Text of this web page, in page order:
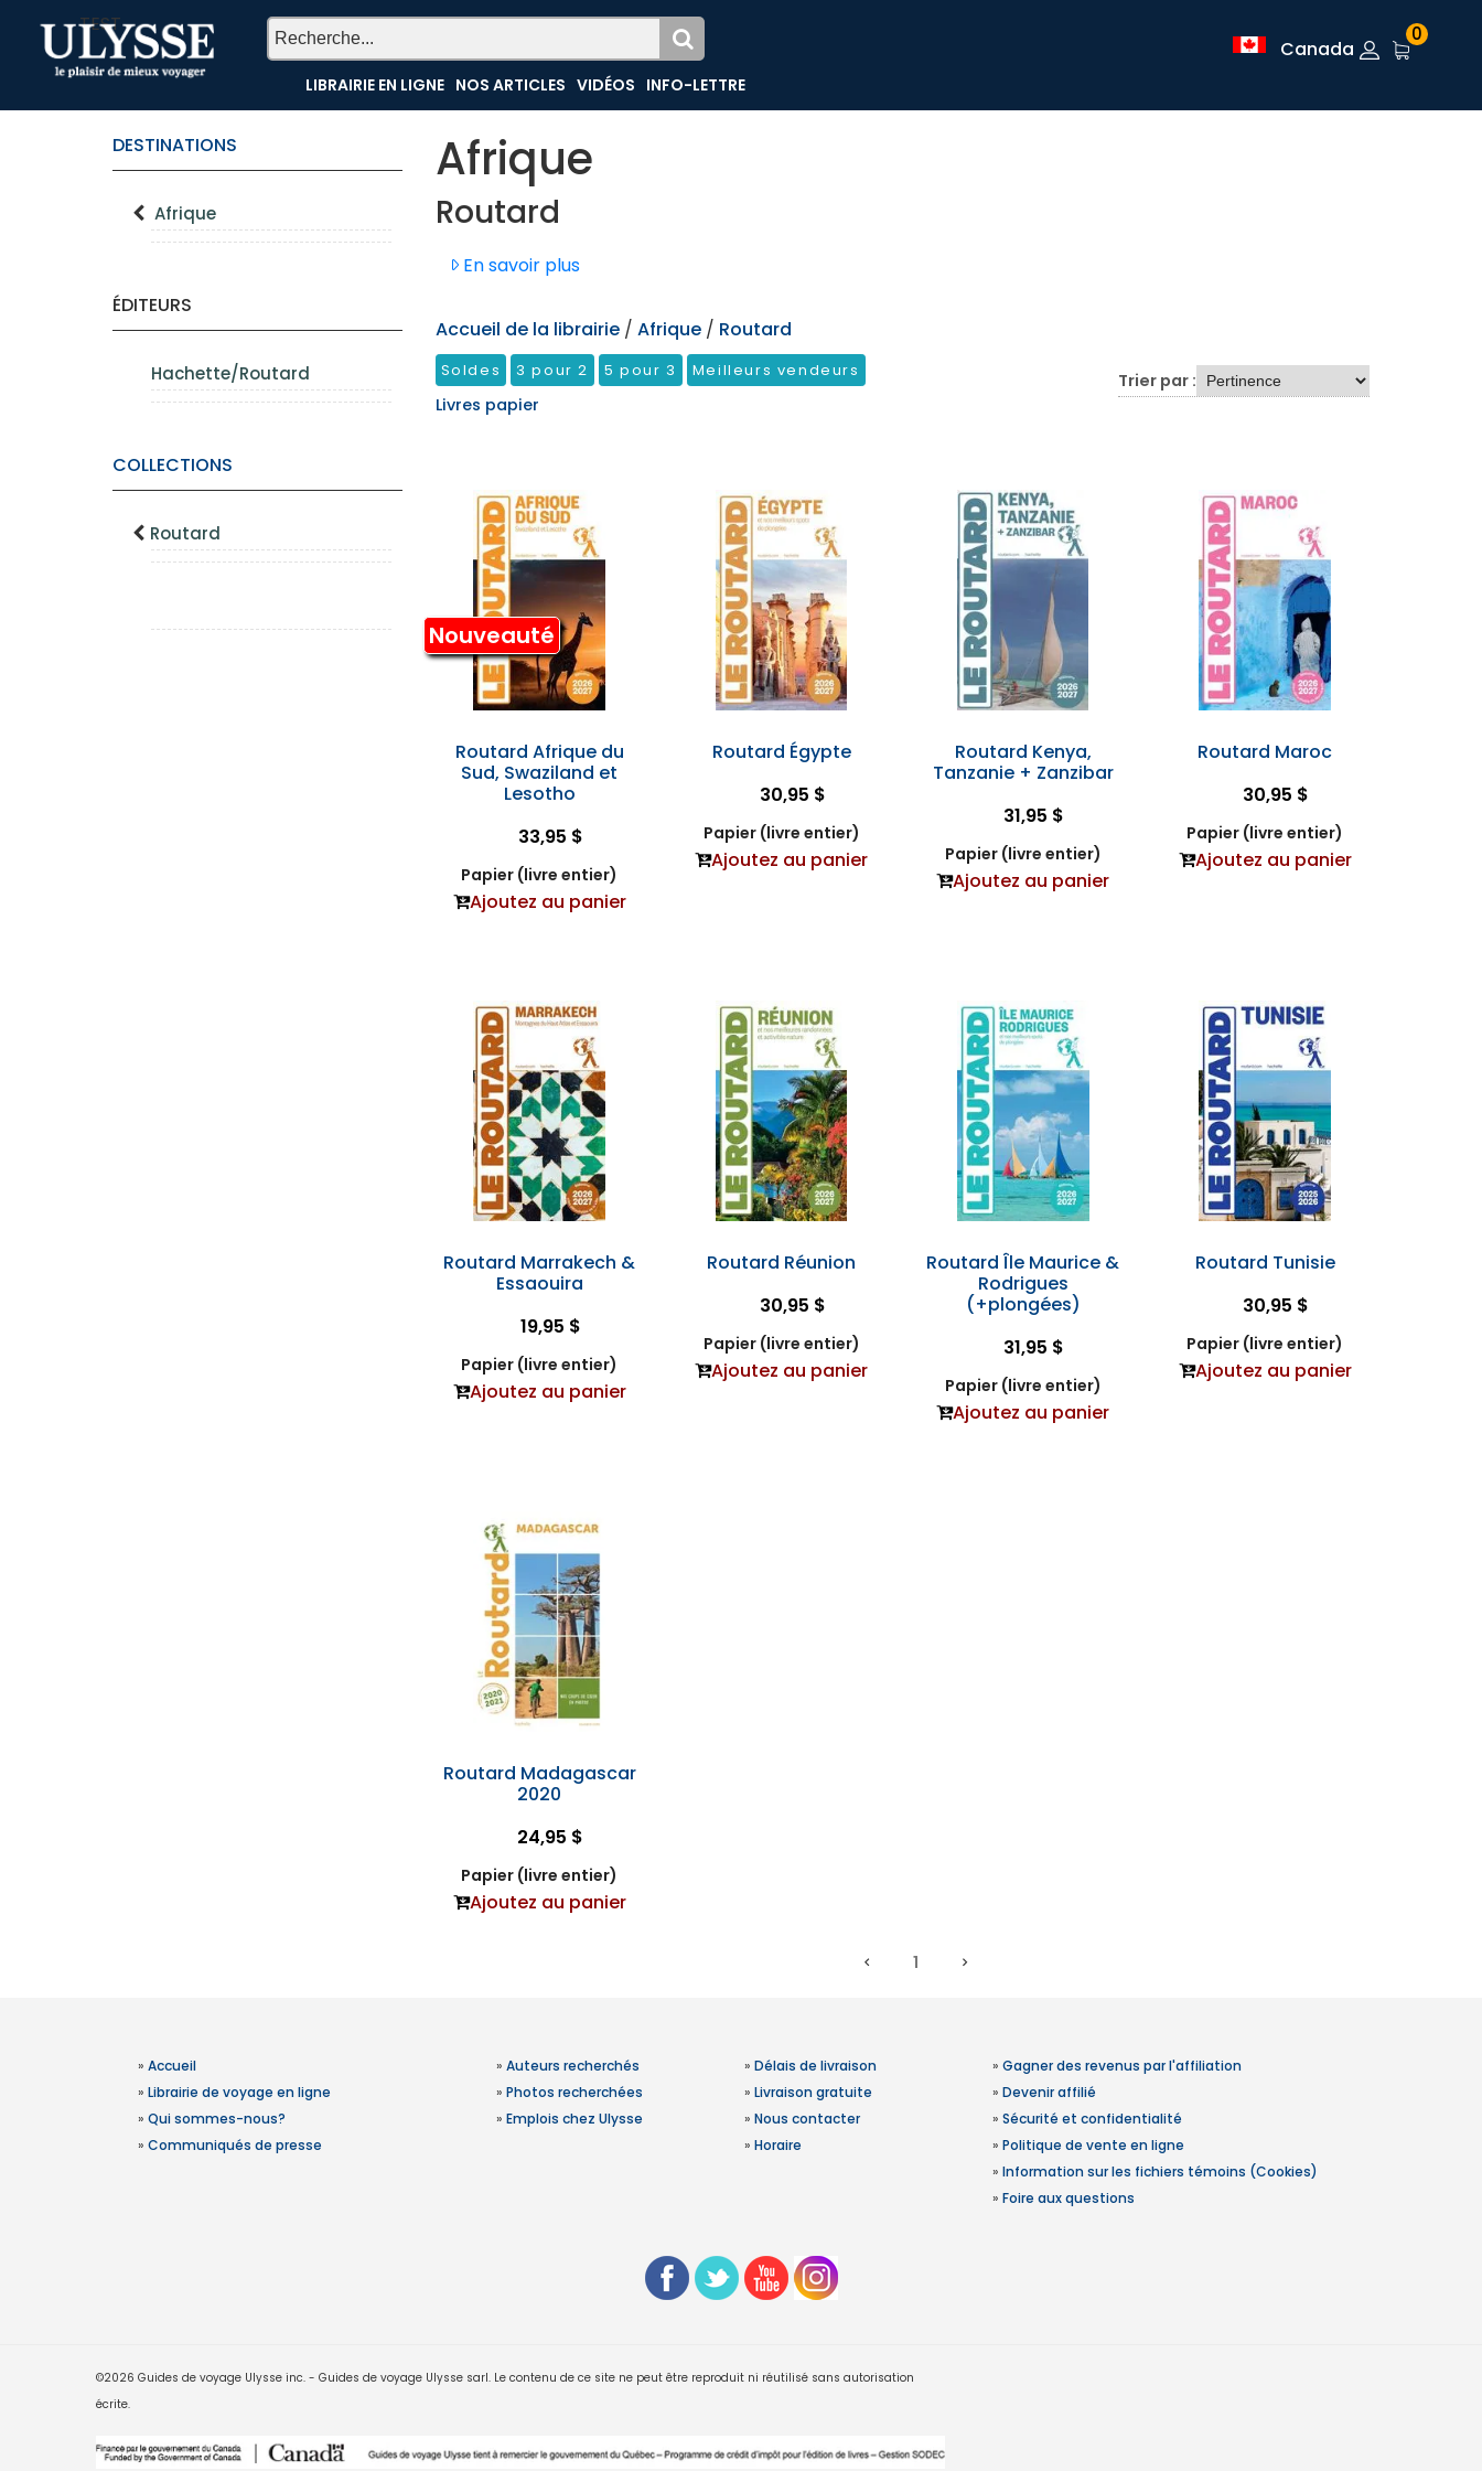
TEST
LIBRAIRIE EN LIGNE NOS ARTICLES VIDÉOS INFO-LETTRE
Canada
0
DESTINATIONS
Afrique
ÉDITEURS
Hachette/Routard
COLLECTIONS
Routard
Afrique
Routard
En savoir plus
Accueil de la librairie / Afrique / Routard
Soldes 3 pour 2 5 pour 3 Meilleurs vendeurs
Livres papier
Trier par :
Nouveauté
Routard Afrique du
Sud, Swaziland et
Lesotho
33,95 $
Papier (livre entier)
Ajoutez au panier
Routard Égypte
30,95 $
Papier (livre entier)
Ajoutez au panier
Routard Kenya,
Tanzanie + Zanzibar
31,95 $
Papier (livre entier)
Ajoutez au panier
Routard Maroc
30,95 $
Papier (livre entier)
Ajoutez au panier
Routard Marrakech &
Essaouira
19,95 $
Papier (livre entier)
Ajoutez au panier
Routard Réunion
30,95 $
Papier (livre entier)
Ajoutez au panier
Routard Île Maurice &
Rodrigues
(+plongées)
31,95 $
Papier (livre entier)
Ajoutez au panier
Routard Tunisie
30,95 $
Papier (livre entier)
Ajoutez au panier
Routard Madagascar
2020
24,95 $
Papier (livre entier)
Ajoutez au panier
1
» Accueil
» Librairie de voyage en ligne
» Qui sommes-nous?
» Communiqués de presse
» Auteurs recherchés
» Photos recherchées
» Emplois chez Ulysse
» Délais de livraison
» Livraison gratuite
» Nous contacter
» Horaire
» Gagner des revenus par l'affiliation
» Devenir affilié
» Sécurité et confidentialité
» Politique de vente en ligne
» Information sur les fichiers témoins (Cookies)
» Foire aux questions
©2026 Guides de voyage Ulysse inc. - Guides de voyage Ulysse sarl. Le contenu de ce site ne peut être reproduit ni réutilisé sans autorisation
écrite.